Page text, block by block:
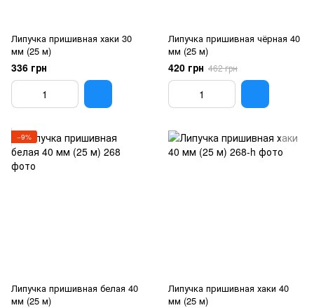
Липучка пришивная хаки 30
мм (25 м)
336 грн
Липучка пришивная чёрная 40
мм (25 м)
420 грн 462 грн
−9%
Липучка пришивная белая 40
мм (25 м)
Липучка пришивная хаки 40
мм (25 м)